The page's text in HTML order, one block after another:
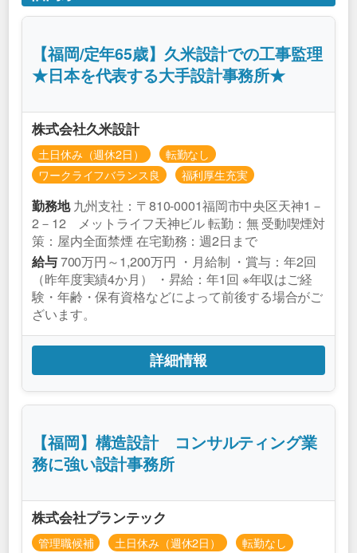
【福岡/定年65歳】久米設計での工事監理
★日本を代表する大手設計事務所★
株式会社久米設計
土日休み（週休2日）
転勤なし
ワークライフバランス良
福利厚生充実
勤務地九州支社：〒810-0001福岡市中央区天神1－
2－12 メットライフ天神ビル 転勤：無 受動喫煙対
策：屋内全面禁煙 在宅勤務：週2日まで
給与700万円～1,200万円 ・月給制 ・賞与：年2回
（昨年度実績4か月） ・昇給：年1回 ※年収はご経
験・年齢・保有資格などによって前後する場合がご
ざいます。
詳細情報
【福岡】構造設計 コンサルティング業
務に強い設計事務所
株式会社プランテック
管理職候補 土日休み（週休2日）
転勤なし